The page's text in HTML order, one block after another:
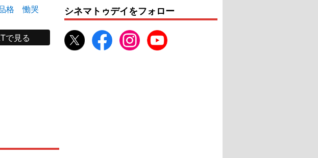
格 慟哭
で見る
アイミタガイ
U-NEXTで見る
その恋、自販機で買えます
か？
シネマトゥデイをフォロー